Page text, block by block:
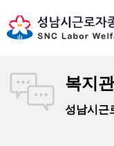
복지
성남시근